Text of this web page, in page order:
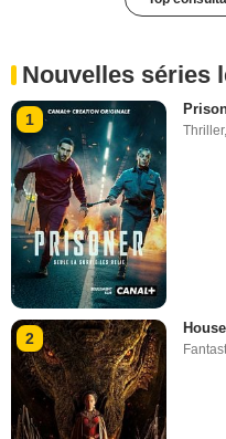
Nouvelles séries
1
Thriller
2